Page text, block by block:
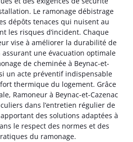
Le ramonage débistrage
dépôts tenaces qui nuisent au
les risques d’incident. Chaque
vise à améliorer la durabilité de
assurant une évacuation optimale
de cheminée à Beynac-et-
un acte préventif indispensable
thermique du logement. Grâce
Ramoneur à Beynac-et-Cazenac
dans l’entretien régulier de
des solutions adaptées à
le respect des normes et des
du ramonage.